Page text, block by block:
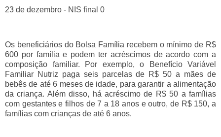
23 de dezembro - NIS final 0
Os beneficiários do Bolsa Família recebem o mínimo de R$
600 por família e podem ter acréscimos de acordo com a
composição familiar. Por exemplo, o Benefício Variável
Familiar Nutriz paga seis parcelas de R$ 50 a mães de
bebês de até 6 meses de idade, para garantir a alimentação
da criança. Além disso, há acréscimo de R$ 50 a famílias
com gestantes e filhos de 7 a 18 anos e outro, de R$ 150, a
famílias com crianças de até 6 anos.